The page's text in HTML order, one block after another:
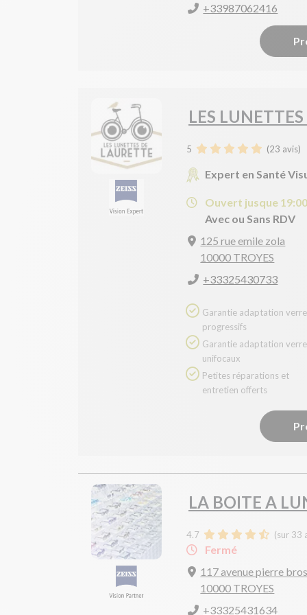
+33987062416
LES
5 (23 avis)
Expert en Santé
Ouvert jusque 19:00
Avec ou Sans RDV
125 rue emile zola
10000 TROYES
+33325430733
progressifs
unifocaux
entretien offerts
LA BOITE A
4.7 (sur 33
Fermé
117 avenue pierre
10000 TROYES
+33325431634